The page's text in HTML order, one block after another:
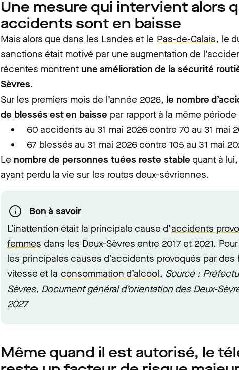
Une mesure qui intervient alors
accidents sont en baisse
Mais alors que dans les Landes et le Pas-de-Calais, le
sanctions était motivé par une augmentation de
récentes montrent une amélioration de la sécurité
Sèvres.
Sur les premiers mois de l’année 2026, le nombre
de blessés est en baisse par rapport à la même
60 accidents au 31 mai 2026 contre 70 au 31 mai
67 blessés au 31 mai 2026 contre 105 au 31 mai
Le nombre de personnes tuées reste stable quant à
ayant perdu la vie sur les routes deux-sévriennes.
Bon à savoir
L’inattention était la principale cause d’accidents
femmes dans les Deux-Sèvres entre 2017 et 2021.
les principales causes d’accidents provoqués par des
vitesse et la consommation d’alcool. Source :
Sèvres, Document général d’orientation des Deux-
2027
Même quand il est autorisé, le